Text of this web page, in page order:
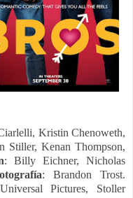
Kristin Chenoweth,
Stiller, Kenan Thompson,
: Billy Eichner, Nicholas
: Brandon Trost.
Pictures, Stoller